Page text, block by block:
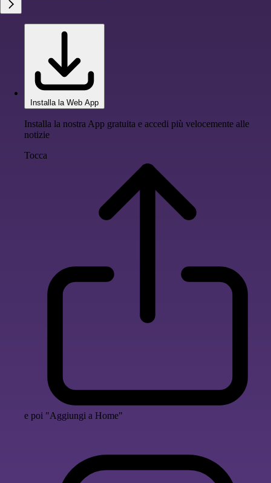
Installa la Web App
Installa la nostra App gratuita e accedi più velocemente alle
notizie
Tocca
e poi "Aggiungi a Home"